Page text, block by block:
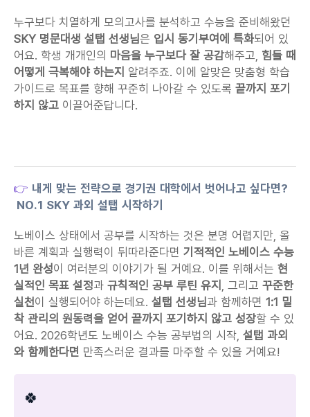
SKY 명문대생 설탭 선생님은 입시 동기부여에 특화되어 있
어요. 학생 개개인의 마음을 누구보다 잘 공감해주고, 힘들 때
어떻게 극복해야 하는지 알려주죠. 이에 알맞은 맞춤형 학습
가이드로 목표를 향해 꾸준히 나아갈 수 있도록 끝까지 포기
하지 않고 이끌어준답니다.
👉 내게 맞는 전략으로 경기권 대학에서 벗어나고 싶다면?
NO.1 SKY 과외 설탭 시작하기
노베이스 상태에서 공부를 시작하는 것은 분명 어렵지만, 올
바른 계획과 실행력이 뒤따라준다면 기적적인 노베이스 수능
1년 완성이 여러분의 이야기가 될 거예요. 이를 위해서는 현
실적인 목표 설정과 규칙적인 공부 루틴 유지, 그리고 꾸준한
실천이 실행되어야 하는데요. 설탭 선생님과 함께하면 1:1 밀
착 관리의 원동력을 얻어 끝까지 포기하지 않고 성장할 수 있
어요. 2026학년도 노베이스 수능 공부법의 시작, 설탭 과외
와 함께한다면 만족스러운 결과를 마주할 수 있을 거예요!
🍀